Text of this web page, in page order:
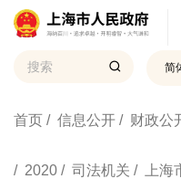
简
首页 / 信息公开 / 财政公
/ 2020 / 司法机关 / 上海